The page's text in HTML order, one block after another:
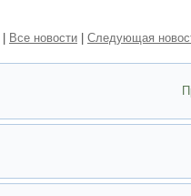
Все новости Следующая